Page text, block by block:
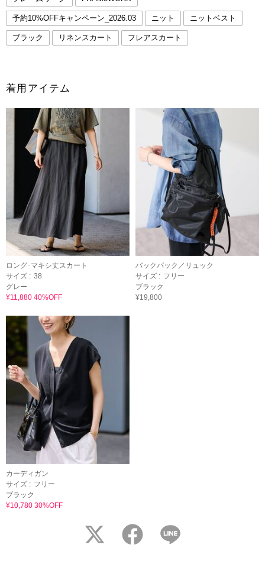
予約10%OFFキャンペーン_2026.03 ニット ニットベスト
ブラック リネンスカート フレアスカート
着用アイテム
ロング･マキシ丈スカート
サイズ : 38
グレー
¥11,880 40%OFF
バックパック／リュック
サイズ : フリー
ブラック
¥19,800
カーディガン
サイズ : フリー
ブラック
¥10,780 30%OFF
twitter facebook